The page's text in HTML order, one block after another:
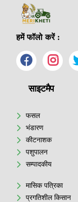
हमें फॉलो करें :
साइटमैप
फसल
भंडारण
कीटनाशक
पशुपालन
सम्पादकीय
मासिक पत्रिका
प्रगतिशील किसान